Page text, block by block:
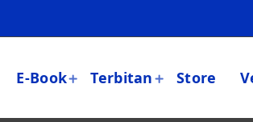
E-Book Terbitan Store